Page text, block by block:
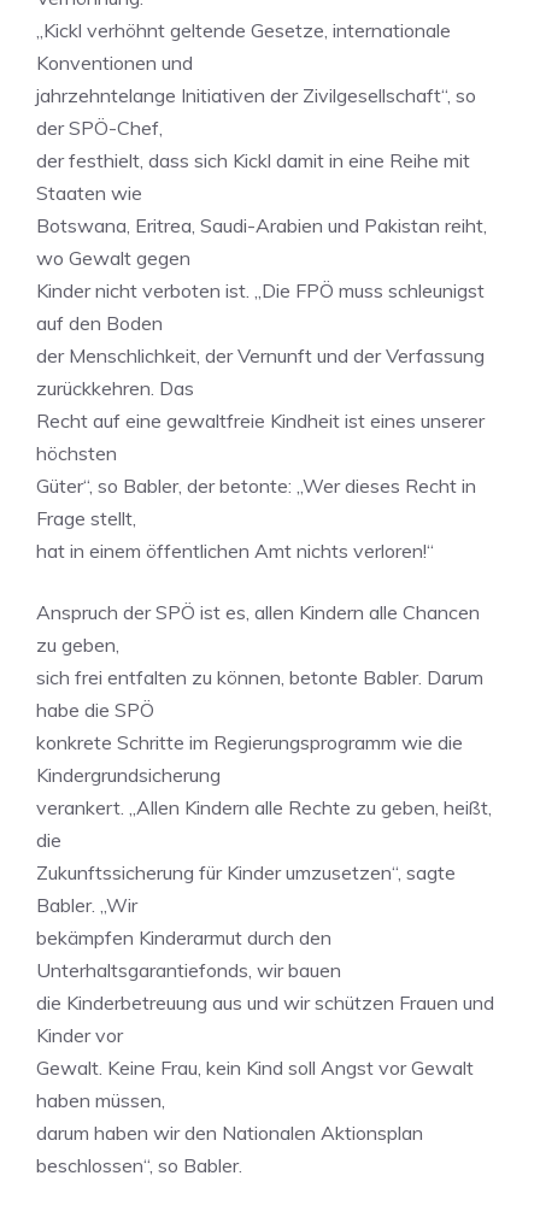
„Kickl verhöhnt geltende Gesetze, internationale
Konventionen und
jahrzehntelange Initiativen der Zivilgesellschaft“, so
der SPÖ-Chef,
der festhielt, dass sich Kickl damit in eine Reihe mit
Staaten wie
Botswana, Eritrea, Saudi-Arabien und Pakistan reiht,
wo Gewalt gegen
Kinder nicht verboten ist. „Die FPÖ muss schleunigst
auf den Boden
der Menschlichkeit, der Vernunft und der Verfassung
zurückkehren. Das
Recht auf eine gewaltfreie Kindheit ist eines unserer
höchsten
Güter“, so Babler, der betonte: „Wer dieses Recht in
Frage stellt,
hat in einem öffentlichen Amt nichts verloren!“
Anspruch der SPÖ ist es, allen Kindern alle Chancen
zu geben,
sich frei entfalten zu können, betonte Babler. Darum
habe die SPÖ
konkrete Schritte im Regierungsprogramm wie die
Kindergrundsicherung
verankert. „Allen Kindern alle Rechte zu geben, heißt,
die
Zukunftssicherung für Kinder umzusetzen“, sagte
Babler. „Wir
bekämpfen Kinderarmut durch den
Unterhaltsgarantiefonds, wir bauen
die Kinderbetreuung aus und wir schützen Frauen und
Kinder vor
Gewalt. Keine Frau, kein Kind soll Angst vor Gewalt
haben müssen,
darum haben wir den Nationalen Aktionsplan
beschlossen“, so Babler.